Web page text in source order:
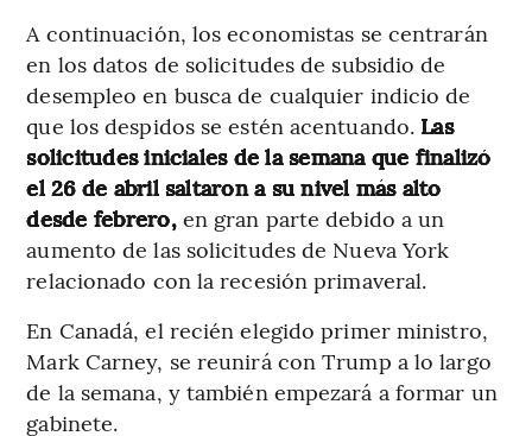
A continuación, los economistas se centrarán
en los datos de solicitudes de subsidio de
desempleo en busca de cualquier indicio de
que los despidos se estén acentuando. Las
solicitudes iniciales de la semana que finalizó
el 26 de abril saltaron a su nivel más alto
desde febrero,en gran parte debido a un
aumento de las solicitudes de Nueva York
relacionado con la recesión primaveral.
En Canadá, el recién elegido primer ministro,
Mark Carney, se reunirá con Trump a lo largo
de la semana, y también empezará a formar un
gabinete.